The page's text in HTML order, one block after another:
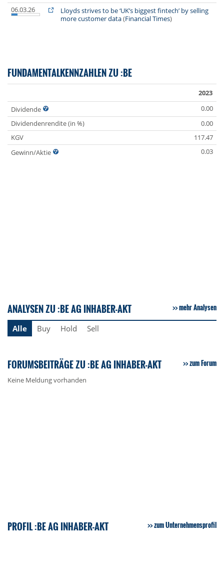
06.03.26
Lloyds strives to be ‘UK’s biggest fintech’ by selling
more customer data(Financial Times)
FUNDAMENTALKENNZAHLEN ZU :BE
2023
Dividende
0.00
Dividendenrendite (in %)
0.00
KGV
117.47
Gewinn/Aktie
0.03
ANALYSEN ZU :BE AG INHABER-AKT mehr Analysen
Alle Buy Hold Sell
FORUMSBEITRÄGE ZU :BE AG INHABER-AKT zum Forum
Keine Meldung vorhanden
PROFIL :BE AG INHABER-AKT zum Unternehmensprofil